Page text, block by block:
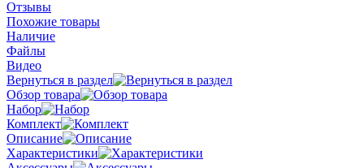
Отзывы
Похожие товары
Наличие
Файлы
Видео
Вернуться в раздел
Обзор товара
Набор
Комплект
Описание
Характеристики